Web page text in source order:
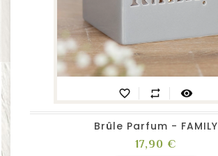
favorite_border repeat visibility
Brûle Parfum - FAMILY
Prix
17,90 €